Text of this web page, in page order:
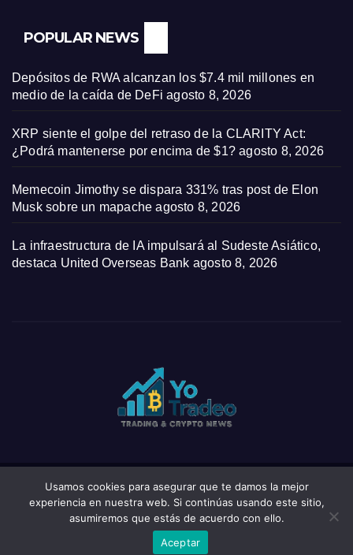
POPULAR NEWS
Depósitos de RWA alcanzan los $7.4 mil millones en
medio de la caída de DeFi agosto 8, 2026
XRP siente el golpe del retraso de la CLARITY Act:
¿Podrá mantenerse por encima de $1? agosto 8, 2026
Memecoin Jimothy se dispara 331% tras post de Elon
Musk sobre un mapache agosto 8, 2026
La infraestructura de IA impulsará al Sudeste Asiático,
destaca United Overseas Bank agosto 8, 2026
Funciona gracias a WordPress|Tema: News Click deThemeansar
Privacy Policy Wishlist
Usamos cookies para asegurar que te damos la mejor
experiencia en nuestra web. Si continúas usando este sitio,
asumiremos que estás de acuerdo con ello.
Aceptar